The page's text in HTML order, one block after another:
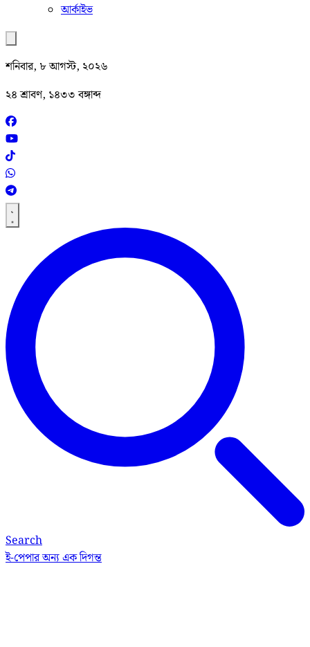
আর্কাইভ
শনিবার, ৮ আগস্ট, ২০২৬
২৪ শ্রাবণ, ১৪৩৩ বঙ্গাব্দ
Search
ই-পেপারঅন্য এক দিগন্ত